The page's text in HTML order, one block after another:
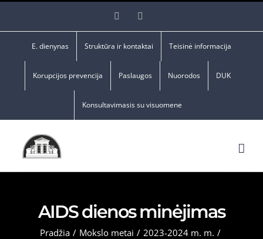
Facebook
E. dienynas Struktūra ir kontaktai Teisinė informacija
Korupcijos prevencija Paslaugos Nuorodos DUK
Konsultavimasis su visuomene
AIDS dienos minėjimas
Pradžia / Mokslo metai / 2023-2024 m. m. /